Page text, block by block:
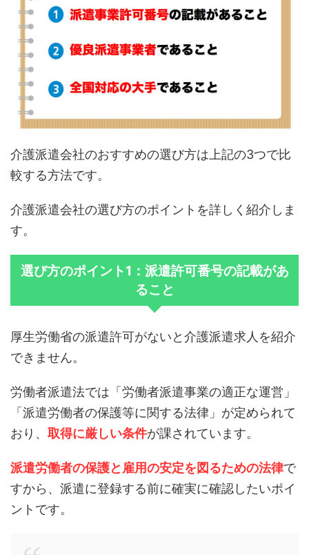
介護派遣会社のおすすめの選び方は上記の3つで比
較する方法です。
介護派遣会社の選び方のポイントを詳しく紹介しま
す。
選び方のポイント1：派遣許可番号の記載があ
ること
厚生労働省の派遣許可がないと介護派遣求人を紹介
できません。
労働者派遣法では「労働者派遣事業の適正な運営」
「派遣労働者の保護等に関する法律」が定められて
おり、 取得に厳しい条件が課されています。
派遣労働者の保護と雇用の安定を図るための法律で
すから、派遣に登録する前に確実に確認したいポイ
ントです。